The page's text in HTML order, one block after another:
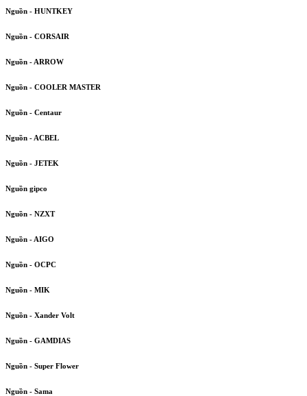
Nguồn - HUNTKEY
Nguồn - CORSAIR
Nguồn - ARROW
Nguồn - COOLER MASTER
Nguồn - Centaur
Nguồn - ACBEL
Nguồn - JETEK
Nguồn gipco
Nguồn - NZXT
Nguồn - AIGO
Nguồn - OCPC
Nguồn - MIK
Nguồn - Xander Volt
Nguồn - GAMDIAS
Nguồn - Super Flower
Nguồn - Sama